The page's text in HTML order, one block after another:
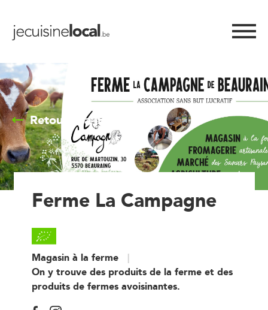
Retour à la liste
Ferme La Campagne
Magasin à la ferme
On y trouve des produits de la ferme et des
produits de fermes avoisinantes.